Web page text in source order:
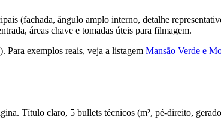
(fachada, ângulo amplo interno, detalhe
áreas chave e tomadas úteis para filmagem.
Para exemplos reais, veja a listagem Mansão Verde e
Título claro, 5 bullets técnicos (m², pé-direito,